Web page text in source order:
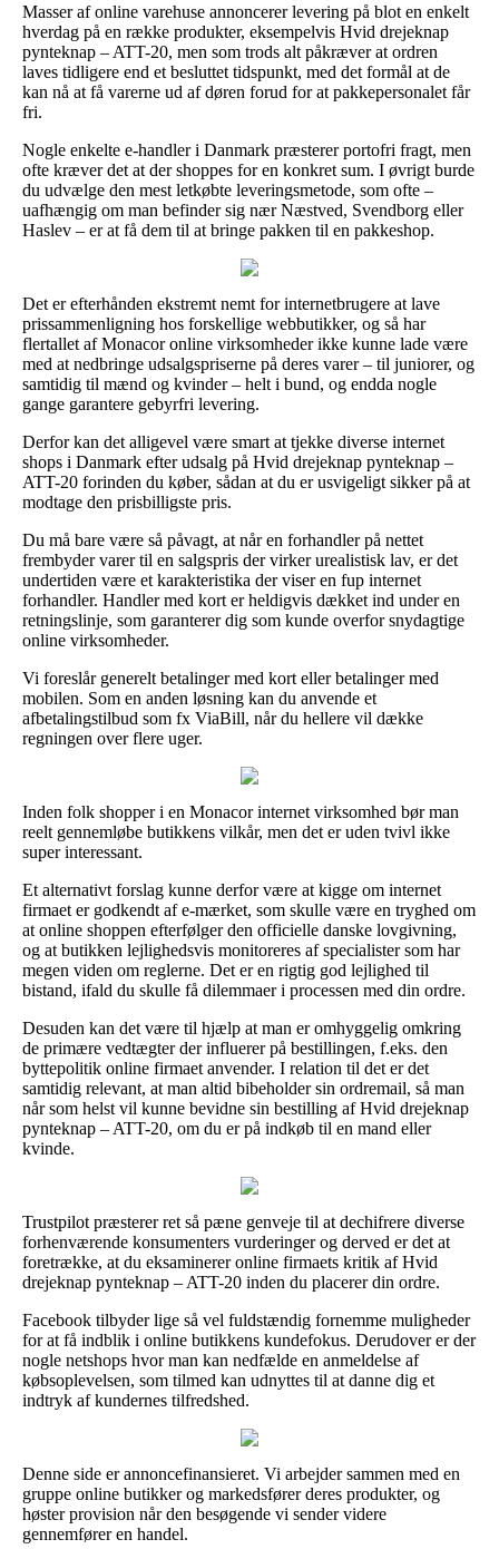
Masser af online varehuse annoncerer levering på blot en enkelt
hverdag på en række produkter, eksempelvis Hvid drejeknap
pynteknap – ATT-20, men som trods alt påkræver at ordren
laves tidligere end et besluttet tidspunkt, med det formål at de
kan nå at få varerne ud af døren forud for at pakkepersonalet får
fri.
Nogle enkelte e-handler i Danmark præsterer portofri fragt, men
ofte kræver det at der shoppes for en konkret sum. I øvrigt burde
du udvælge den mest letkøbte leveringsmetode, som ofte –
uafhængig om man befinder sig nær Næstved, Svendborg eller
Haslev – er at få dem til at bringe pakken til en pakkeshop.
Det er efterhånden ekstremt nemt for internetbrugere at lave
prissammenligning hos forskellige webbutikker, og så har
flertallet af Monacor online virksomheder ikke kunne lade være
med at nedbringe udsalgspriserne på deres varer – til juniorer, og
samtidig til mænd og kvinder – helt i bund, og endda nogle
gange garantere gebyrfri levering.
Derfor kan det alligevel være smart at tjekke diverse internet
shops i Danmark efter udsalg på Hvid drejeknap pynteknap –
ATT-20 forinden du køber, sådan at du er usvigeligt sikker på at
modtage den prisbilligste pris.
Du må bare være så påvagt, at når en forhandler på nettet
frembyder varer til en salgspris der virker urealistisk lav, er det
undertiden være et karakteristika der viser en fup internet
forhandler. Handler med kort er heldigvis dækket ind under en
retningslinje, som garanterer dig som kunde overfor snydagtige
online virksomheder.
Vi foreslår generelt betalinger med kort eller betalinger med
mobilen. Som en anden løsning kan du anvende et
afbetalingstilbud som fx ViaBill, når du hellere vil dække
regningen over flere uger.
Inden folk shopper i en Monacor internet virksomhed bør man
reelt gennemløbe butikkens vilkår, men det er uden tvivl ikke
super interessant.
Et alternativt forslag kunne derfor være at kigge om internet
firmaet er godkendt af e-mærket, som skulle være en tryghed om
at online shoppen efterfølger den officielle danske lovgivning,
og at butikken lejlighedsvis monitoreres af specialister som har
megen viden om reglerne. Det er en rigtig god lejlighed til
bistand, ifald du skulle få dilemmaer i processen med din ordre.
Desuden kan det være til hjælp at man er omhyggelig omkring
de primære vedtægter der influerer på bestillingen, f.eks. den
byttepolitik online firmaet anvender. I relation til det er det
samtidig relevant, at man altid bibeholder sin ordremail, så man
når som helst vil kunne bevidne sin bestilling af Hvid drejeknap
pynteknap – ATT-20, om du er på indkøb til en mand eller
kvinde.
Trustpilot præsterer ret så pæne genveje til at dechifrere diverse
forhenværende konsumenters vurderinger og derved er det at
foretrække, at du eksaminerer online firmaets kritik af Hvid
drejeknap pynteknap – ATT-20 inden du placerer din ordre.
Facebook tilbyder lige så vel fuldstændig fornemme muligheder
for at få indblik i online butikkens kundefokus. Derudover er der
nogle netshops hvor man kan nedfælde en anmeldelse af
købsoplevelsen, som tilmed kan udnyttes til at danne dig et
indtryk af kundernes tilfredshed.
Denne side er annoncefinansieret. Vi arbejder sammen med en
gruppe online butikker og markedsfører deres produkter, og
høster provision når den besøgende vi sender videre
gennemfører en handel.